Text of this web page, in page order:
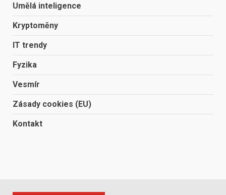
Umělá inteligence
Kryptoměny
IT trendy
Fyzika
Vesmír
Zásady cookies (EU)
Kontakt